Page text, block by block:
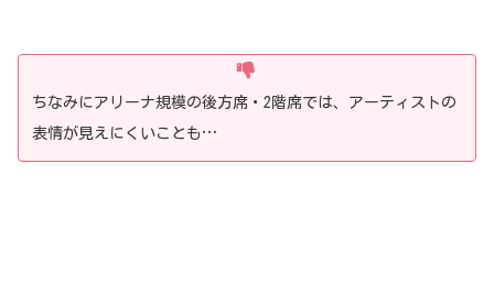
ちなみにアリーナ規模の後方席・2階席では、アーティストの
表情が見えにくいことも…